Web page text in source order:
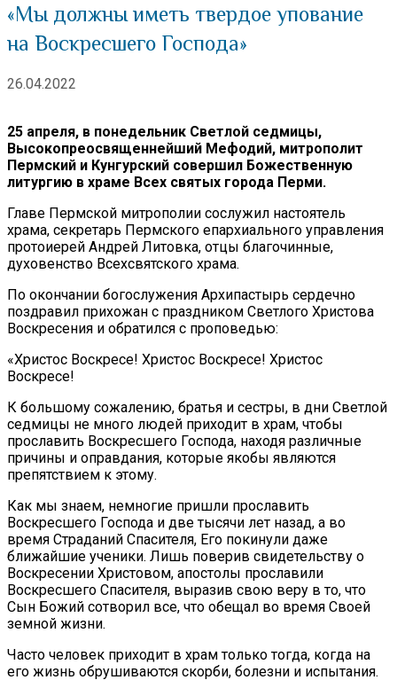
«Мы должны иметь твердое упование
на Воскресшего Господа»
26.04.2022
25 апреля, в понедельник Светлой седмицы,
Высокопреосвященнейший Мефодий, митрополит
Пермский и Кунгурский совершил Божественную
литургию в храме Всех святых города Перми.
Главе Пермской митрополии сослужил настоятель
храма, секретарь Пермского епархиального управления
протоиерей Андрей Литовка, отцы благочинные,
духовенство Всехсвятского храма.
По окончании богослужения Архипастырь сердечно
поздравил прихожан с праздником Светлого Христова
Воскресения и обратился с проповедью:
«Христос Воскресе! Христос Воскресе! Христос
Воскресе!
К большому сожалению, братья и сестры, в дни Светлой
седмицы не много людей приходит в храм, чтобы
прославить Воскресшего Господа, находя различные
причины и оправдания, которые якобы являются
препятствием к этому.
Как мы знаем, немногие пришли прославить
Воскресшего Господа и две тысячи лет назад, а во
время Страданий Спасителя, Его покинули даже
ближайшие ученики. Лишь поверив свидетельству о
Воскресении Христовом, апостолы прославили
Воскресшего Спасителя, выразив свою веру в то, что
Сын Божий сотворил все, что обещал во время Своей
земной жизни.
Часто человек приходит в храм только тогда, когда на
его жизнь обрушиваются скорби, болезни и испытания.